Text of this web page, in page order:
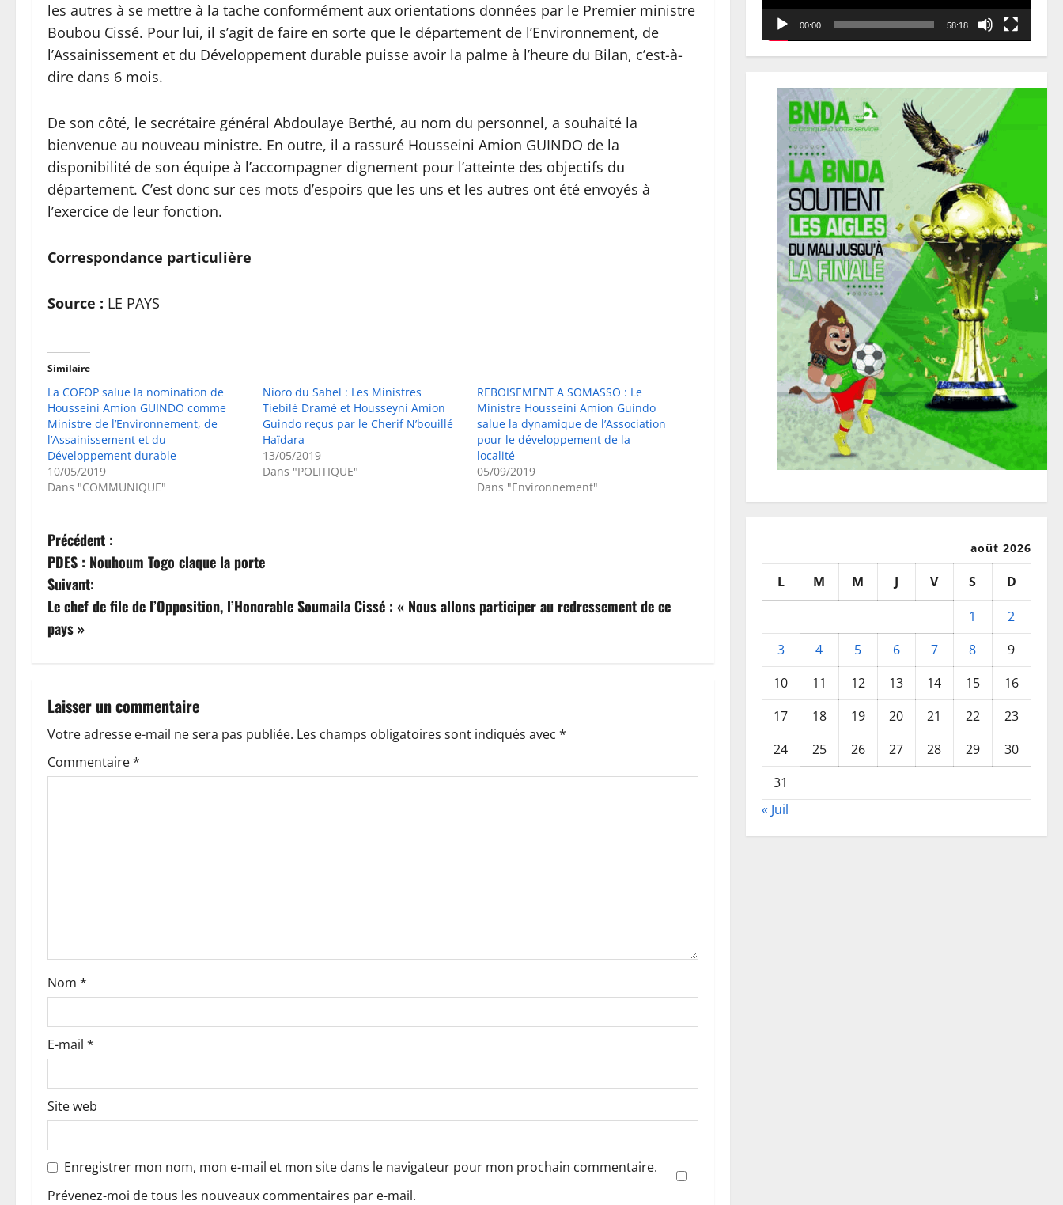
les autres à se mettre à la tache conformément aux orientations données par le Premier ministre
Boubou Cissé. Pour lui, il s’agit de faire en sorte que le département de l’Environnement, de
l’Assainissement et du Développement durable puisse avoir la palme à l’heure du Bilan, c’est-à-
dire dans 6 mois.
De son côté, le secrétaire général Abdoulaye Berthé, au nom du personnel, a souhaité la
bienvenue au nouveau ministre. En outre, il a rassuré Housseini Amion GUINDO de la
disponibilité de son équipe à l’accompagner dignement pour l’atteinte des objectifs du
département. C’est donc sur ces mots d’espoirs que les uns et les autres ont été envoyés à
l’exercice de leur fonction.
Correspondance particulière
Source : LE PAYS
Similaire
La COFOP salue la nomination de
Housseini Amion GUINDO comme
Ministre de l’Environnement, de
l’Assainissement et du
Développement durable
10/05/2019
Dans "COMMUNIQUE"
Nioro du Sahel : Les Ministres
Tiebilé Dramé et Housseyni Amion
Guindo reçus par le Cherif N’bouillé
Haïdara
13/05/2019
Dans "POLITIQUE"
REBOISEMENT A SOMASSO : Le
Ministre Housseini Amion Guindo
salue la dynamique de l’Association
pour le développement de la
localité
05/09/2019
Dans "Environnement"
N
a
v
i
a
t
i
r
t
i
l
e
Précédent :
PDES : Nouhoum Togo claque la porte
Suivant:
Le chef de file de l’Opposition, l’Honorable Soumaila Cissé : « Nous allons participer au redressement de ce
pays »
Laisser un commentaire
Votre adresse e-mail ne sera pas publiée. Les champs obligatoires sont indiqués avec *
Commentaire*
Nom *
E-mail *
Site web
Enregistrer mon nom, mon e-mail et mon site dans le navigateur pour mon prochain commentaire.
Prévenez-moi de tous les nouveaux commentaires par e-mail.
00:00 58:18
août 2026
L M M J V S
D
1
2
3
4 5 6 7 8
9
10
11 12 13 14 15
16
17
18 19 20 21 22
23
24
25 26 27 28 29
30
31
« Juil